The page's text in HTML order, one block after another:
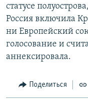
статусе
Россия включила
ни Европейский
голосование и
аннексировала.
Поделиться